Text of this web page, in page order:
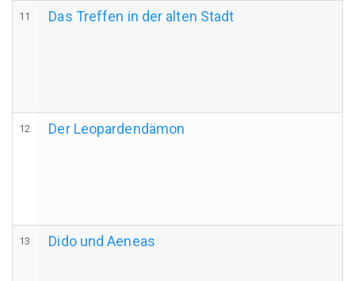
11 Das Treffen in der alten Stadt
12 Der Leopardendämon
13 Dido und Aeneas